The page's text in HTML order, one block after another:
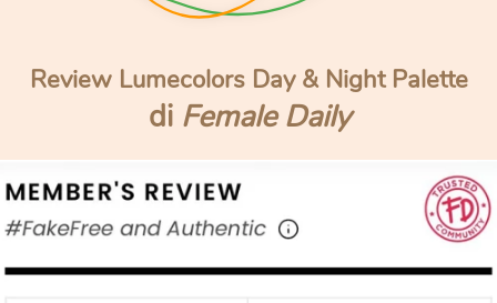
Review Lumecolors Day & Night Palette
di Female Daily